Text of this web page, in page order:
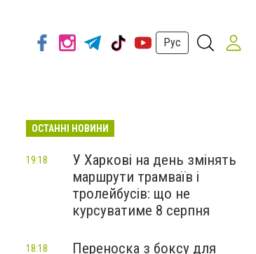
Рус
ОСТАННІ НОВИНИ
У Харкові на день змінять
маршрути трамваїв і
тролейбусів: що не
курсуватиме 8 серпня
19:18
Переноска з боксу для
18:18